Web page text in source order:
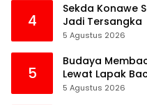
4
Sekda Konawe
Jadi Tersangka
5 Agustus 2026
5
Budaya
Lewat Lapak
5 Agustus 2026